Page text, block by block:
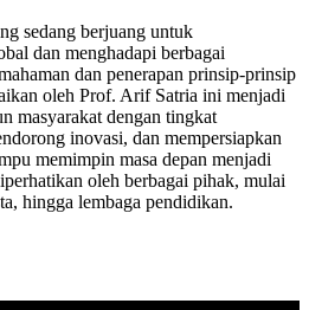
sedang berjuang untuk
dan menghadapi berbagai
dan penerapan prinsip-prinsip
oleh Prof. Arif Satria ini menjadi
masyarakat dengan tingkat
inovasi, dan mempersiapkan
memimpin masa depan menjadi
oleh berbagai pihak, mulai
hingga lembaga pendidikan.